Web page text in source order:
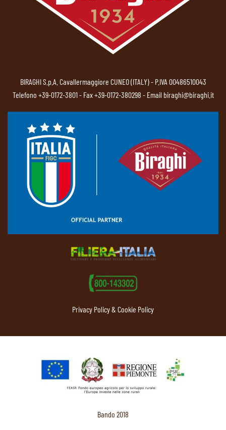
BIRAGHI S.p.A. Cavallermaggiore CUNEO (ITALY) - P.IVA 00486510043
Telefono +39-0172-3801- Fax +39-0172-380298 - Email biraghi@biraghi.it
Privacy Policy & Cookie Policy
Bando 2018